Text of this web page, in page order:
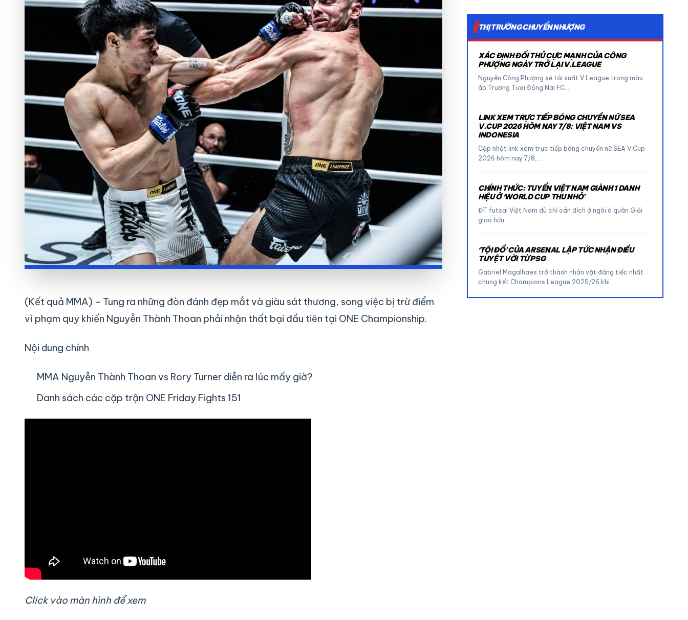
(Kết quả MMA) – Tung ra những đòn đánh đẹp mắt và giàu sát thương, song việc bị trừ điểm
vì phạm quy khiến Nguyễn Thành Thoan phải nhận thất bại đầu tiên tại ONE Championship.
Nội dung chính
MMA Nguyễn Thành Thoan vs Rory Turner diễn ra lúc mấy giờ?
Danh sách các cặp trận ONE Friday Fights 151
Click vào màn hình để xem
THỊ TRƯỜNG CHUYỂN NHƯỢNG
XÁC ĐỊNH ĐỐI THỦ CỰC MẠNH CỦA CÔNG
PHƯỢNG NGÀY TRỞ LẠI V.LEAGUE
Nguyễn Công Phượng sẽ tái xuất V.League trong màu
áo Trường Tươi Đồng Nai FC…
LINK XEM TRỰC TIẾP BÓNG CHUYỀN NỮ SEA
V.CUP 2026 HÔM NAY 7/8: VIỆT NAM VS
INDONESIA
Cập nhật link xem trực tiếp bóng chuyền nữ SEA V.Cup
2026 hôm nay 7/8,…
CHÍNH THỨC: TUYỂN VIỆT NAM GIÀNH 1 DANH
HIỆU Ở ‘WORLD CUP THU NHỎ’
ĐT futsal Việt Nam dù chỉ cán đích ở ngôi á quân Giải
giao hữu…
‘TỘI ĐỒ’ CỦA ARSENAL LẬP TỨC NHẬN ĐIỀU
TUYỆT VỜI TỪ PSG
Gabriel Magalhaes trở thành nhân vật đáng tiếc nhất
chung kết Champions League 2025/26 khi…